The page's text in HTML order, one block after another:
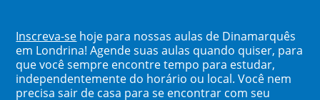
Inscreva-se hoje para nossas aulas de Dinamarquês
em Londrina! Agende suas aulas quando quiser, para
que você sempre encontre tempo para estudar,
independentemente do horário ou local. Você nem
precisa sair de casa para se encontrar com seu